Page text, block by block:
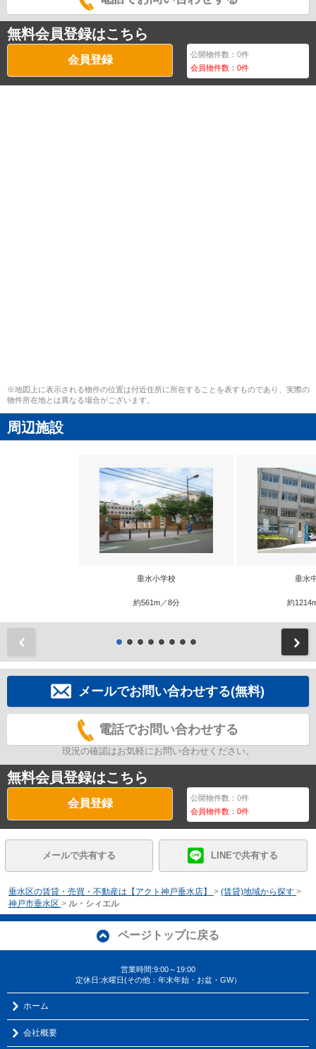
無料会員登録はこちら
会員登録 公開物件数：0件
会員物件数：0件
※地図上に表示される物件の位置は付近住所に所在することを表すものであり、実際の
物件所在地とは異なる場合がございます。
周辺施設
垂水小学校
約561m／8分
垂水
約
メールでお問い合わせする(無料)
電話でお問い合わせする
現況の確認はお気軽にお問い合わせください。
無料会員登録はこちら
会員登録 公開物件数：0件
会員物件数：0件
メールで共有する LINEで共有する
垂水区の賃貸・売買・不動産は【アクト神戸垂水店】 > (賃貸)地域から探す >
神戸市垂水区 > ル・シィエル
ページトップに戻る
営業時間:9:00～19:00
定休日:水曜日(その他：年末年始・お盆・GW）
ホーム
会社概要